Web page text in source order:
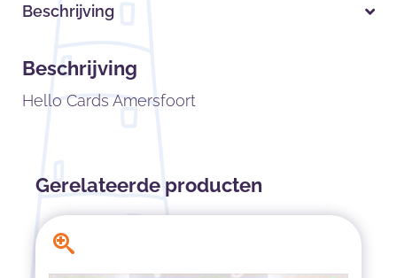
Beschrijving
Beschrijving
Hello Cards Amersfoort
Gerelateerde producten